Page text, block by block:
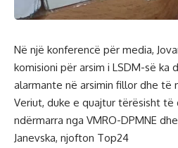
Në një konferencë për media,
komisioni për arsim i LSDM-së ka
alarmante në arsimin fillor dhe të
Veriut, duke e quajtur tërësisht të
ndërmarra nga VMRO-DPMNE
Janevska, njofton Top24